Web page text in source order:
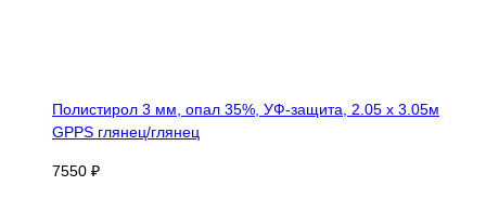
Полистирол 3 мм, опал 35%, УФ-защита, 2.05 х 3.05м
GPPS глянец/глянец
7550 ₽